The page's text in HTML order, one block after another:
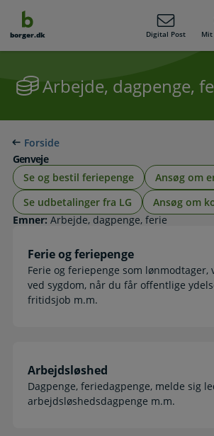
borger.dk Digital Post
Arbejde, dagpenge,
Forside
Genveje
Se og bestil feriepenge
Ansøg om
Se udbetalinger fra LG
Ansøg om
Emner: Arbejde, dagpenge, ferie
Ferie og feriepenge
Ferie og feriepenge som lønmodtager,
ved sygdom, når du får offentlige
fritidsjob m.m.
Arbejdsløshed
Dagpenge, feriedagpenge, melde sig
arbejdsløshedsdagpenge m.m.